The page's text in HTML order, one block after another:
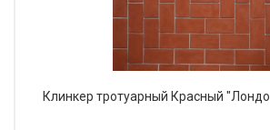
Клинкер тротуарный Красный